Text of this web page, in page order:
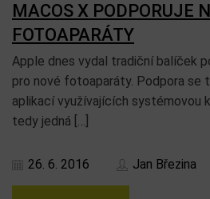
MACOS X PODPORUJE
FOTOAPARÁTY
Apple dnes vydal tradiční balíček
pro nové fotoaparáty. Podpora se
aplikací využívajících systémovou
tedy jedná […]
26. 6. 2016 Jan Březina